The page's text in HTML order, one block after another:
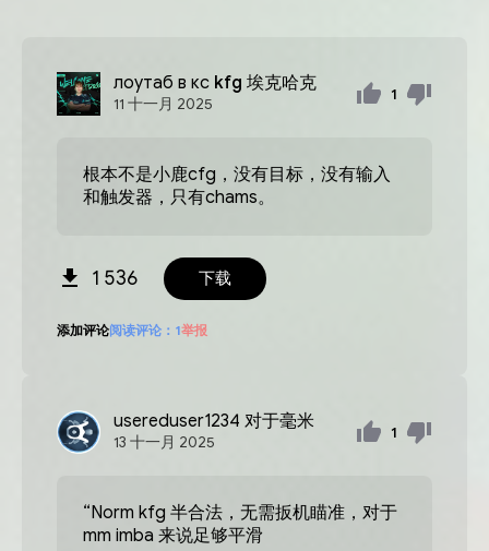
лоутаб в кс kfg 埃克哈克
11 十一月 2025
1
根本不是小鹿cfg，没有目标，没有输入
和触发器，只有chams。
1 536 下载
添加评论阅读评论： 1举报
usereduser1234 对于毫米
13 十一月 2025
1
“Norm kfg 半合法，无需扳机瞄准，对于
mm imba 来说足够平滑